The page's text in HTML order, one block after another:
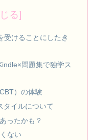
受けることにしたき
問題集で独学ス
）の体験
タイルについて
ったかも？
ない